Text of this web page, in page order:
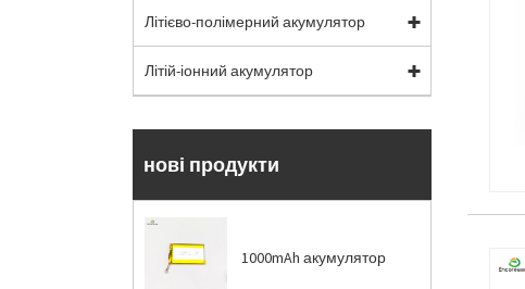
Літієво-полімерний акумулятор
Літій-іонний акумулятор
нові продукти
1000mAh акумулятор